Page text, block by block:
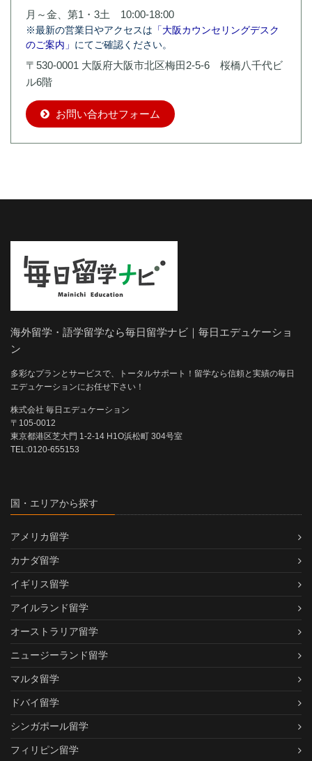
月～金、第1・3土 10:00-18:00
※最新の営業日やアクセスは 「大阪カウンセリングデスク
のご案内」 にてご確認ください。
〒530-0001 大阪府大阪市北区梅田2-5-6 桜橋八千代ビ
ル6階
お問い合わせフォーム
海外留学・語学留学なら毎日留学ナビ｜毎日エデュケーショ
ン
多彩なプランとサービスで、トータルサポート！留学なら信頼と実績の毎日
エデュケーションにお任せ下さい！
株式会社 毎日エデュケーション
〒105-0012
東京都港区芝大門 1-2-14 H1O浜松町 304号室
TEL:0120-655153
国・エリアから探す
アメリカ留学
カナダ留学
イギリス留学
アイルランド留学
オーストラリア留学
ニュージーランド留学
マルタ留学
ドバイ留学
シンガポール留学
フィリピン留学